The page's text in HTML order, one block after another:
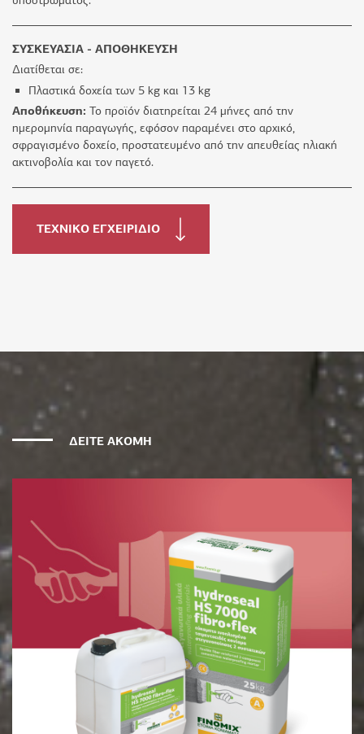
ΣΥΣΚΕΥΑΣΙΑ - ΑΠΟΘΗΚΕΥΣΗ
Διατίθεται σε:
Πλαστικά δοχεία των 5 kg και 13 kg
Αποθήκευση: Το προϊόν διατηρείται 24 μήνες από την
ημερομηνία παραγωγής, εφόσον παραμένει στο αρχικό,
σφραγισμένο δοχείο, προστατευμένο από την απευθείας ηλιακή
ακτινοβολία και τον παγετό.
ΤΕΧΝΙΚΟ ΕΓΧΕΙΡΙΔΙΟ
ΔΕΙΤΕ ΑΚΟΜΗ